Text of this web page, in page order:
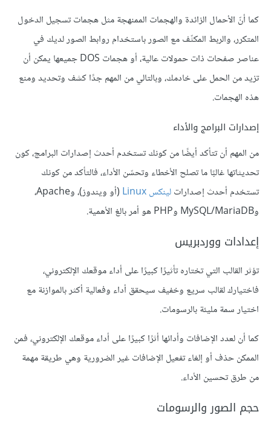
كما أنّ الأحمال الزائدة والهجمات الممنهجة مثل هجمات تسجيل الدخول
المتكرر، والربط المكثّف مع الصور باستخدام روابط الصور لديك في
عناصر صفحات ذات حمولات عالية، أو هجمات DOS جميعها يمكن أن
تزيد من الحمل على خادمك، وبالتالي من المهم جدًا كشف وتحديد ومنع
هذه الهجمات.
إصدارات البرامج والأداء
من المهم أن تتأكد أيضًا من كونك تستخدم أحدث إصدارات البرامج، كون
تحديثاتها غالبًا ما تصلح الأخطاء وتحسّن الأداء، فالتأكد من كونك
تستخدم أحدث إصداراتلينكس Linux
(أو ويندوز)، وApache،
وMySQL/MariaDB وPHP هو أمر بالغ الأهمية.
إعدادات ووردبريس
تؤثر القالب التي تختاره تأثيرًا كبيرًا على أداء موقعك الإلكتروني،
فاختيارك لقالب سريع وخفيف سيحقق أداء وفعالية أكثر بالموازنة مع
اختيار سمة مليئة بالرسومات.
كما أن لعدد الإضافات وأدائها أثرًا كبيرًا على أداء موقعك الإلكتروني، فمن
الممكن حذف أو إلغاء تفعيل الإضافات غير الضرورية وهي طريقة مهمة
من طرق تحسين الأداء.
حجم الصور والرسومات